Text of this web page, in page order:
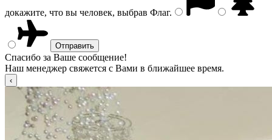
докажите, что вы человек, выбрав Флаг.
Спасибо за Ваше сообщение!
Наш менеджер свяжется с Вами в ближайшее время.